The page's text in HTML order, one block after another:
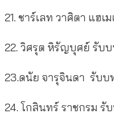
21. ชาร์เลท วาศิตา แฮเม
22. วิศรุต หิรัญบุศย์ รับบ
23.ดนัย จารุจินดา รับบ
24.โกสินทร์ ราชกรม รั